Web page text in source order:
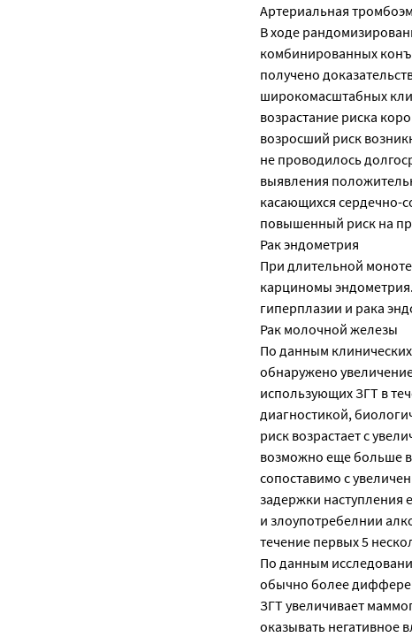
Артериальная
В ходе
комбинированных
получено
широкомасштабных
возрастание риска
возросший риск
не проводилось
выявления
касающихся сердечно-
повышенный риск на
Рак эндометрия
При длительной
карциномы
гиперплазии и рака
Рак молочной железы
По данным
обнаружено
использующих ЗГТ в
диагностикой,
риск возрастает с
возможно еще больше
сопоставимо с
задержки наступления
и злоупотребелнии
течение первых 5
По данным
обычно более
ЗГТ увеличивает
оказывать негативное